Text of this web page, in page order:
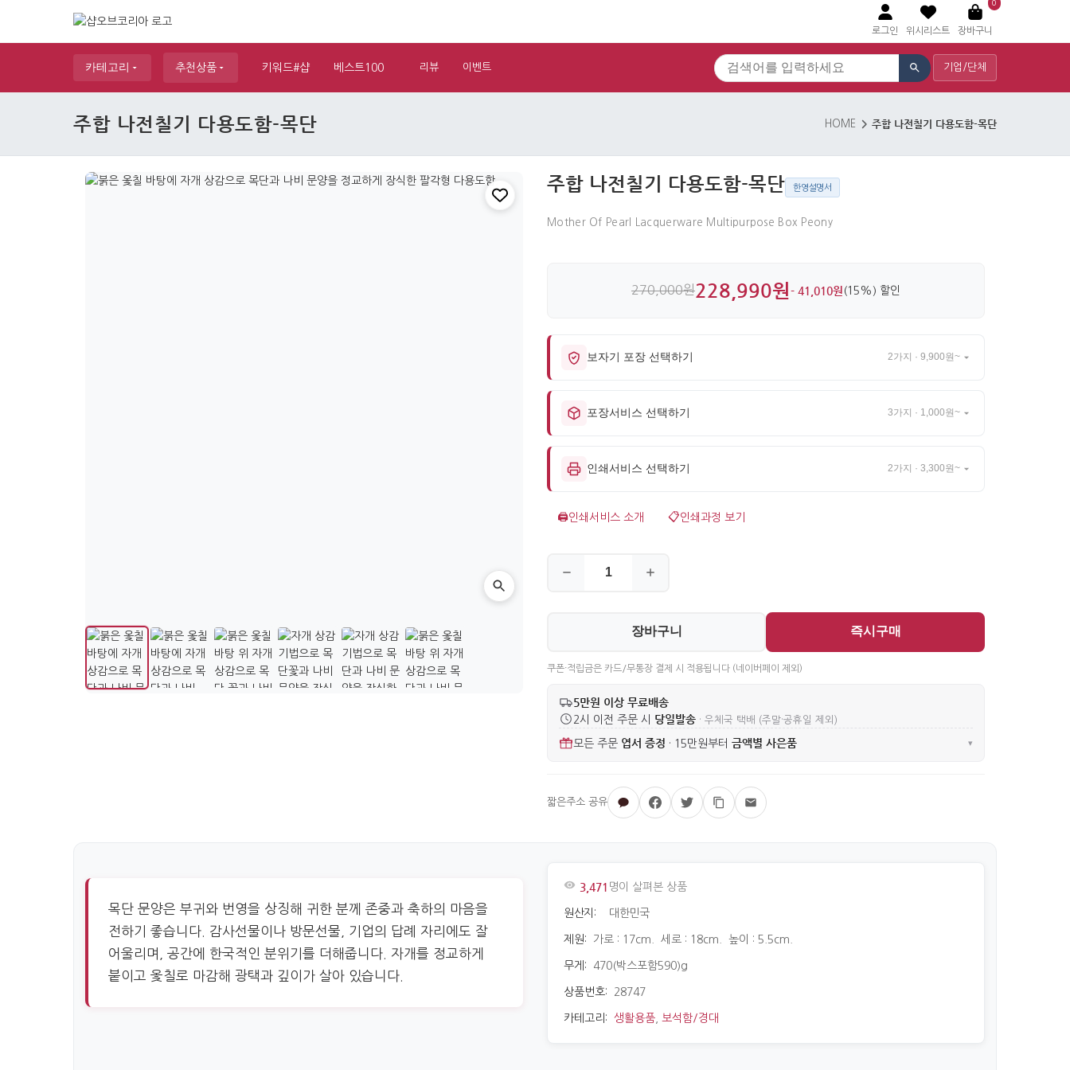
로그인 위시리스트
0
장바구니
카테고리 추천상품 키워드#샵 베스트100 리뷰 이벤트 기업/단체
주합 나전칠기 다용도함-목단 HOME 주합 나전칠기 다용도함-목단
주합 나전칠기 다용도함-목단 한영설명서
Mother Of Pearl Lacquerware Multipurpose Box Peony
270,000원228,990원 - 41,010원 (15%) 할인
보자기 포장 선택하기 2가지 · 9,900원~
포장서비스 선택하기 3가지 · 1,000원~
인쇄서비스 선택하기 2가지 · 3,300원~
🖨️인쇄서비스 소개 📋인쇄과정 보기
장바구니 즉시구매
쿠폰·적립금은 카드/무통장 결제 시 적용됩니다 (네이버페이 제외)
5만원 이상 무료배송
2시 이전 주문 시 당일발송 · 우체국 택배 (주말·공휴일 제외)
모든 주문 엽서 증정 · 15만원부터 금액별 사은품 ▾
목단 문양은 부귀와 번영을 상징해 귀한 분께 존중과 축하의 마음을
전하기 좋습니다. 감사선물이나 방문선물, 기업의 답례 자리에도 잘
어울리며, 공간에 한국적인 분위기를 더해줍니다. 자개를 정교하게
붙이고 옻칠로 마감해 광택과 깊이가 살아 있습니다.
3,471 명이 살펴본 상품
원산지: 대한민국
제원: 가로 : 17cm. 세로 : 18cm. 높이 : 5.5cm.
무게: 470(박스포함590)g
상품번호: 28747
카테고리: 생활용품 보석함/경대